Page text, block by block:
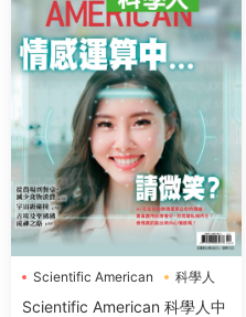
Scientific American 科學人
Scientific American 科學人中